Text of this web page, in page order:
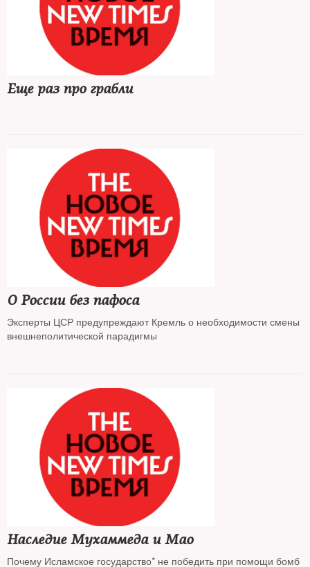
Еще раз про грабли
О России без пафоса
Эксперты ЦСР предупреждают Кремль о необходимости смены
внешнеполитической парадигмы
Наследие Мухаммеда и Мао
Почему Исламское государство* не победить при помощи бомб